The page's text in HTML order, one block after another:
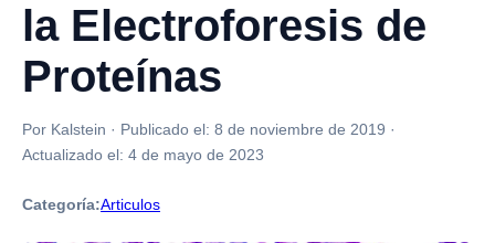
la Electroforesis de
Proteínas
Por Kalstein · Publicado el: 8 de noviembre de 2019 ·
Actualizado el: 4 de mayo de 2023
Categoría:Articulos